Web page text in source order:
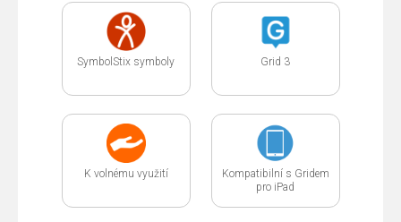
SymbolStix symboly Grid 3
K volnému využití
Kompatibilní s Gridem
pro iPad